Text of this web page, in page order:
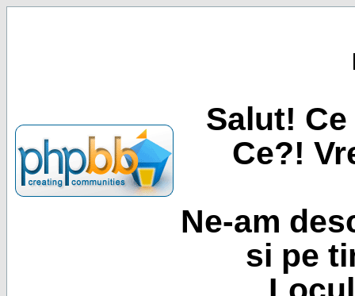
Salut!
Ce?!
Ne-am
si pe